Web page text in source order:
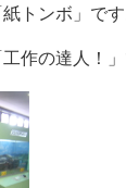
です。さ
作の達人！」